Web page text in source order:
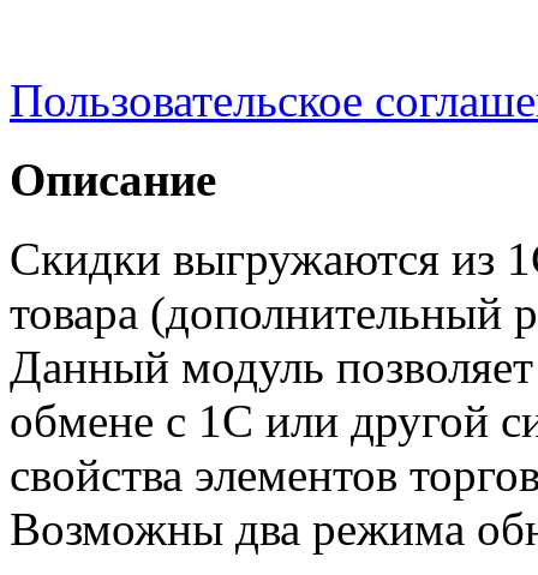
Пользовательское
Описание
Скидки выгружаются из
товара (дополнительный
Данный модуль
обмене с 1С или другой
свойства элементов
Возможны два режима